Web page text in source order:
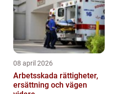
08 april 2026
Arbetsskada rättigheter,
ersättning och vägen